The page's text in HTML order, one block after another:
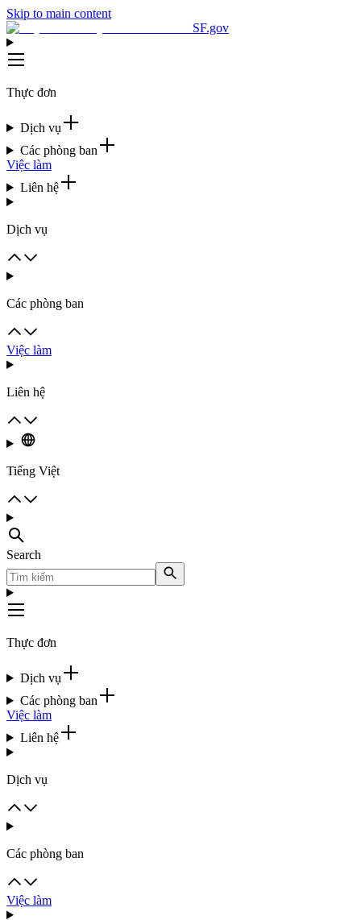
Skip to main content
SF.gov
Thực đơn
Dịch vụ
Các phòng ban
Việc làm
Liên hệ
Dịch vụ
Các phòng ban
Việc làm
Liên hệ
Tiếng Việt
Search
Thực đơn
Dịch vụ
Các phòng ban
Việc làm
Liên hệ
Dịch vụ
Các phòng ban
Việc làm